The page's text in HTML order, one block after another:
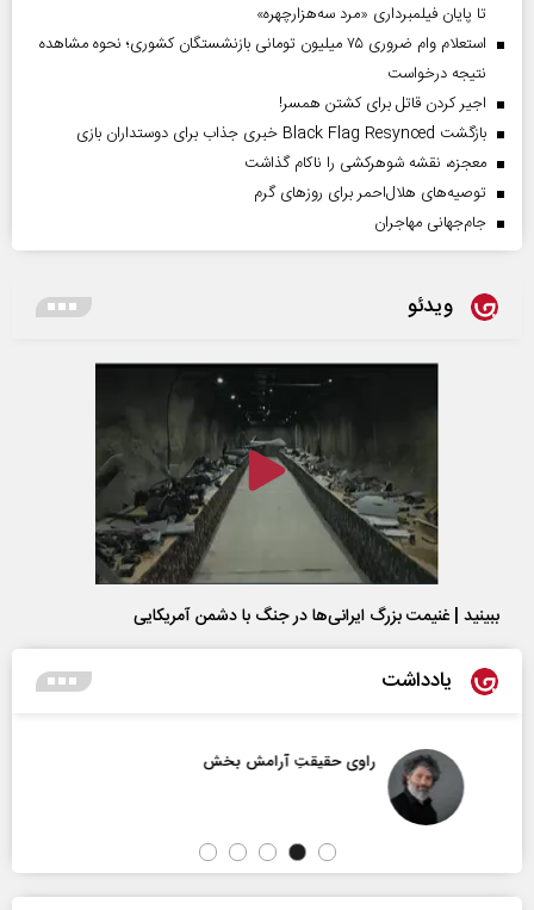
تا پایان فیلمبرداری «مرد سه‌هزارچهره»
استعلام وام ضروری ۷۵ میلیون تومانی بازنشستگان کشوری؛ نحوه مشاهده
نتیجه درخواست
اجیر کردن قاتل برای کشتن همسر!
بازگشت Black Flag Resynced خبری جذاب برای دوستداران بازی
معجزه، نقشه شوهرکشی را ناکام گذاشت
توصیه‌های هلال‌احمر برای روز‌های گرم
جام‌جهانی مهاجران
ویدئو
ببینید | غنیمت بزرگ ایرانی‌ها در جنگ با دشمن آمریکایی
یادداشت
راوی حقیقتِ آرامش‌ بخش